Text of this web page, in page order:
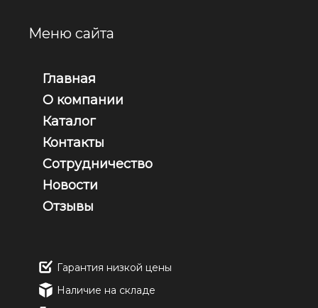
Меню сайта
Главная
О компании
Каталог
Контакты
Сотрудничество
Новости
Отзывы
Гарантия низкой цены
Наличие на складе